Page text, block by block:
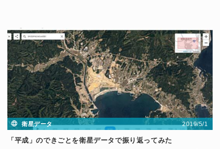
衛星データ 2019/5/1
「平成」のできごとを衛星データで振り返ってみた